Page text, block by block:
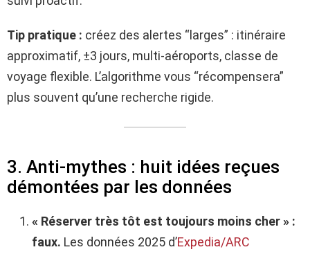
Tip pratique : créez des alertes “larges” : itinéraire
approximatif, ±3 jours, multi-aéroports, classe de
voyage flexible. L’algorithme vous “récompensera”
plus souvent qu’une recherche rigide.
3. Anti-mythes : huit idées reçues
démontées par les données
« Réserver très tôt est toujours moins cher » :
faux. Les données 2025 d’Expedia/ARC